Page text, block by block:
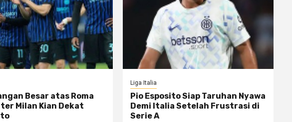
Besar atas Roma
Milan Kian Dekat
Liga Italia
Pio Esposito Siap Taruhan Nyawa
Demi Italia Setelah Frustrasi di
Serie A